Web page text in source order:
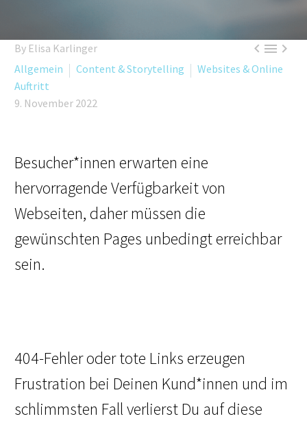

By Elisa Karlinger
Allgemein
Content & Storytelling
Websites & Online
Auftritt
9. November 2022
Besucher*innen erwarten eine
hervorragende Verfügbarkeit von
Webseiten, daher müssen die
gewünschten Pages unbedingt erreichbar
sein.
404-Fehler oder tote Links erzeugen
Frustration bei Deinen Kund*innen und im
schlimmsten Fall verlierst Du auf diese